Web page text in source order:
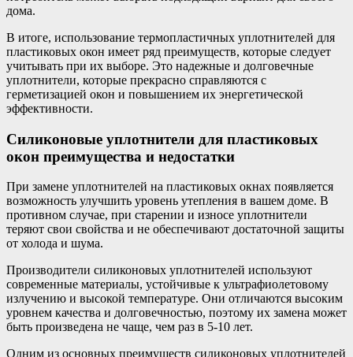
дома.
В итоге, использование термопластичных уплотнителей для
пластиковых окон имеет ряд преимуществ, которые следует
учитывать при их выборе. Это надежные и долговечные
уплотнители, которые прекрасно справляются с
герметизацией окон и повышением их энергетической
эффективности.
Силиконовые уплотнители для пластиковых
окон преимущества и недостатки
При замене уплотнителей на пластиковых окнах появляется
возможность улучшить уровень утепления в вашем доме. В
противном случае, при старении и износе уплотнители
теряют свои свойства и не обеспечивают достаточной защиты
от холода и шума.
Производители силиконовых уплотнителей используют
современные материалы, устойчивые к ультрафиолетовому
излучению и высокой температуре. Они отличаются высоким
уровнем качества и долговечностью, поэтому их замена может
быть произведена не чаще, чем раз в 5-10 лет.
Одним из основных преимуществ силиконовых уплотнителей